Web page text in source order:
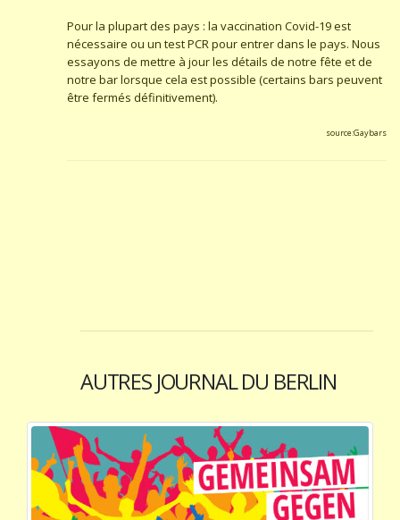
Pour la plupart des pays : la vaccination Covid-19 est
nécessaire ou un test PCR pour entrer dans le pays. Nous
essayons de mettre à jour les détails de notre fête et de
notre bar lorsque cela est possible (certains bars peuvent
être fermés définitivement).
source:Gaybars
AUTRES JOURNAL DU BERLIN